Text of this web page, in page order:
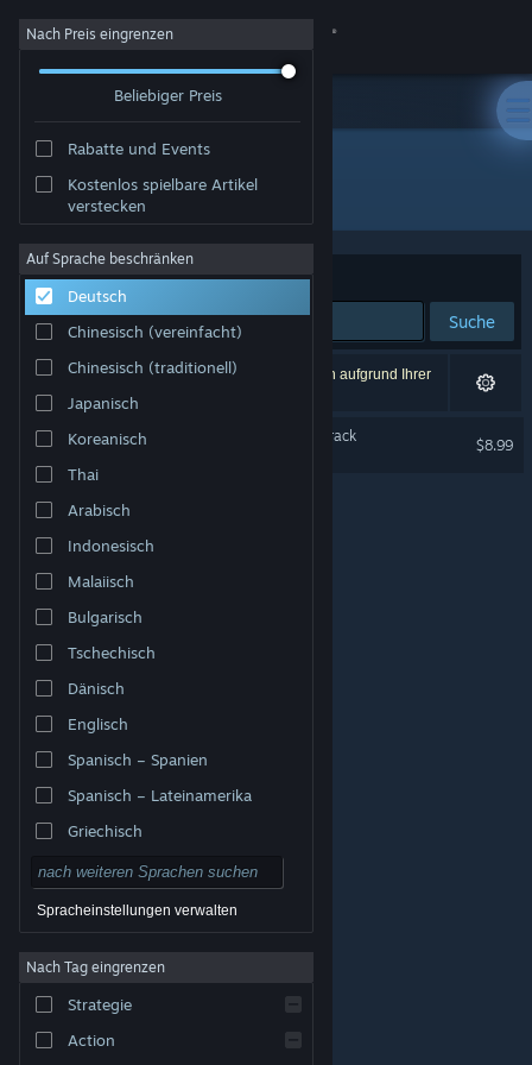
Anmelden
Info
Support
Sprache ändern
Steam-Mobile-App herunterladen
Desktopversion anzeigen
© Valve Corporation. Alle Rechte vorbehalten. Alle
USA und anderen Ländern.
Rechtliches
Barrierefreiheit
Nutzungsvertrag
Nach Preis eingrenzen
Beliebiger Preis
Rabatte und Events
Kostenlos spielbare Artikel
verstecken
Auf Sprache beschränken
Deutsch
Chinesisch (vereinfacht)
Chinesisch (traditionell)
Japanisch
Koreanisch
Thai
Arabisch
Indonesisch
Malaiisch
Bulgarisch
Tschechisch
Dänisch
Englisch
Spanisch – Spanien
Spanisch – Lateinamerika
Griechisch
Spracheinstellungen verwalten
Nach Tag eingrenzen
Strategie
Action
Entwickler: POLYGON BIRD
Sortieren nach Relevanz
Suche
1 Ergebnis entspricht Ihrer Suche. 4 Titel wurden aufgrund Ihrer
Einstellungen ausgeschlossen.
BIRDCAGE Original Soundtrack
$8.99